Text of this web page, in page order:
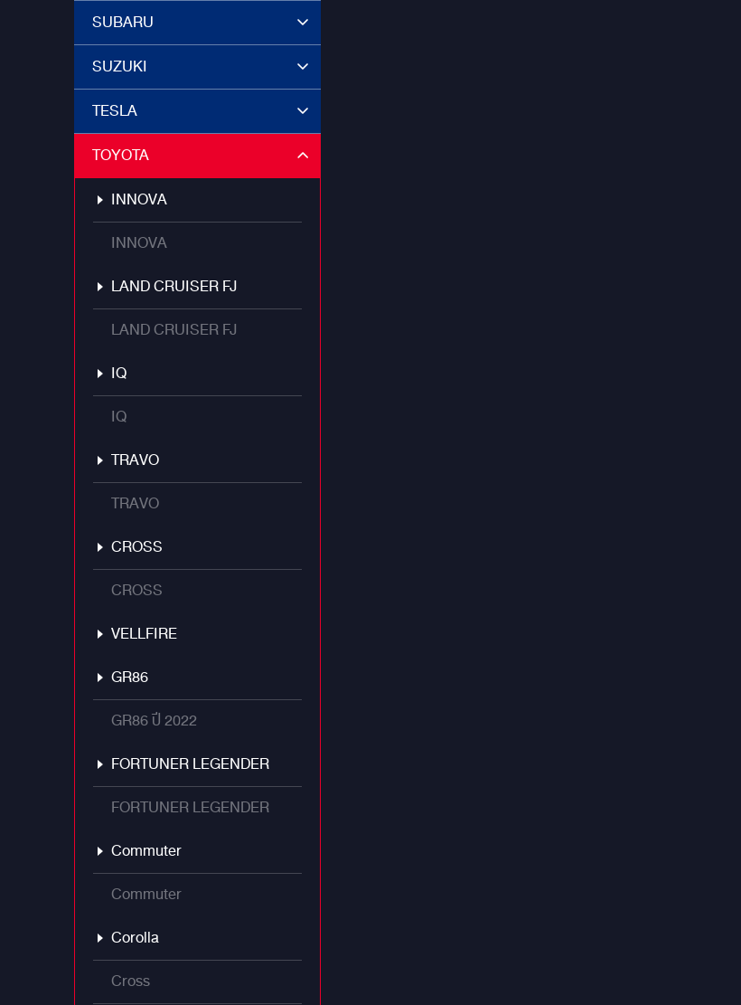
SUBARU
SUZUKI
TESLA
TOYOTA
INNOVA
INNOVA
LAND CRUISER FJ
LAND CRUISER FJ
IQ
IQ
TRAVO
TRAVO
CROSS
CROSS
VELLFIRE
GR86
GR86 ปี 2022
FORTUNER LEGENDER
FORTUNER LEGENDER
Commuter
Commuter
Corolla
Cross